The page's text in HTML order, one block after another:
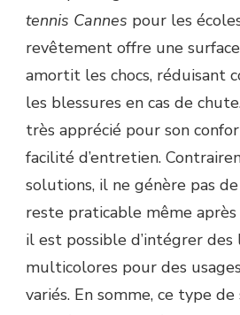
tennis Cannes pour les
revêtement offre une
amortit les chocs, réduisant
les blessures en cas de
très apprécié pour son
facilité d’entretien.
solutions, il ne génère pas
reste praticable même
il est possible d’intégrer des
multicolores pour des
variés. En somme, ce type